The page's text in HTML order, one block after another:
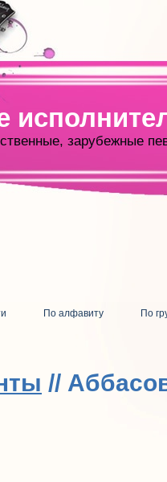
зарубежные
По алфавиту
По
//